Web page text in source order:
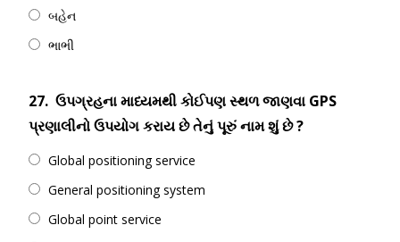
બહેન
ભાભી
27. ઉપગ્રહના માધ્યમથી કોઈપણ સ્થળ જાણવા GPS
પ્રણાલીનો ઉપયોગ કરાય છે તેનું પૂરું નામ શું છે ?
Global positioning service
General positioning system
Global point service